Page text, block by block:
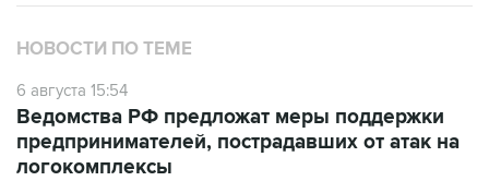
НОВОСТИ ПО ТЕМЕ
6 августа 15:54
Ведомства РФ предложат меры поддержки
предпринимателей, пострадавших от атак на
логокомплексы